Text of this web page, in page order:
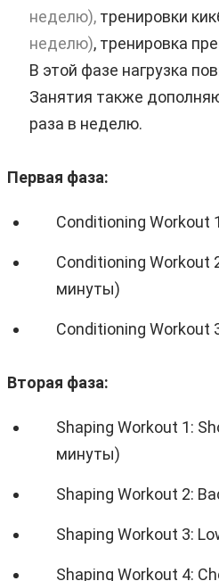
неделю), тренировки
неделю), тренировка
В этой фазе нагрузка
Занятия также
раза в неделю.
Первая фаза:
Conditioning Workout
Conditioning Workout
минуты)
Conditioning Workout
Вторая фаза:
Shaping Workout 1:
минуты)
Shaping Workout 2:
Shaping Workout 3:
Shaping Workout 4: